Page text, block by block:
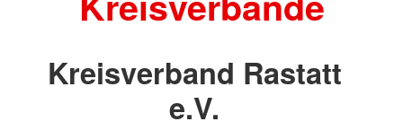
Kreisverband Rastatt
e.V.